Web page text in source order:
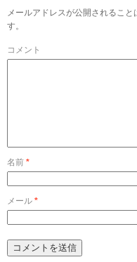
メールアドレスが公開されるこ
す。
コメント
名前 *
メール *